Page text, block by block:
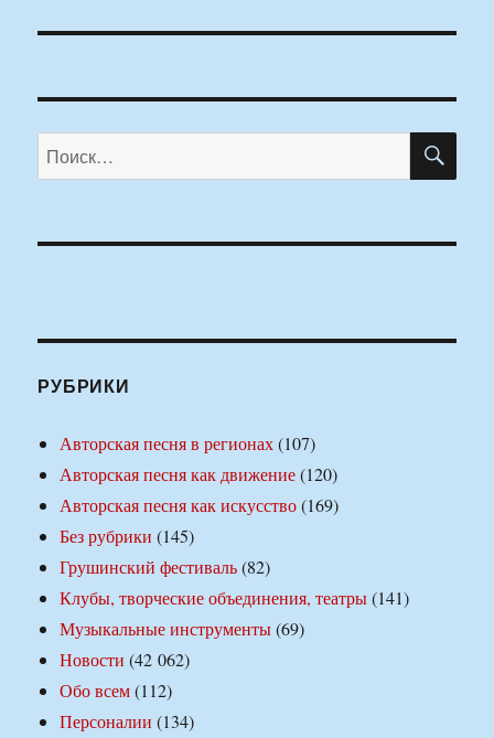
Искать:
РУБРИКИ
Авторская песня в регионах(107)
Авторская песня как движение(120)
Авторская песня как искусство(169)
Без рубрики (145)
Грушинский фестиваль(82)
Клубы, творческие объединения, театры(141)
Музыкальные инструменты(69)
Новости (42 062)
Обо всем(112)
Персоналии (134)